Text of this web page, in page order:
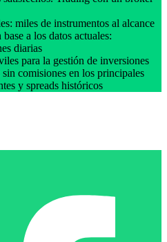
miles de instrumentos al alcance
a los datos actuales:
diarias
para la gestión de inversiones
comisiones en los principales
y spreads históricos